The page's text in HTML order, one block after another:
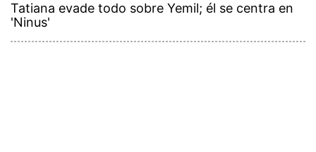
Tatiana evade todo sobre Yemil; él se centra en
'Ninus'